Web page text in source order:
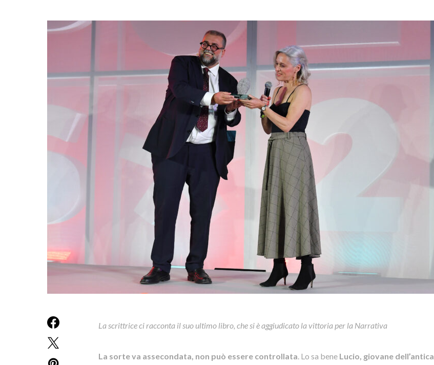
La scrittrice ci racconta il suo ultimo libro, che si è aggiudicato la vittoria per la Narrativa
La sorte va assecondata, non può essere controllata. Lo sa bene Lucio, giovane dell’antica